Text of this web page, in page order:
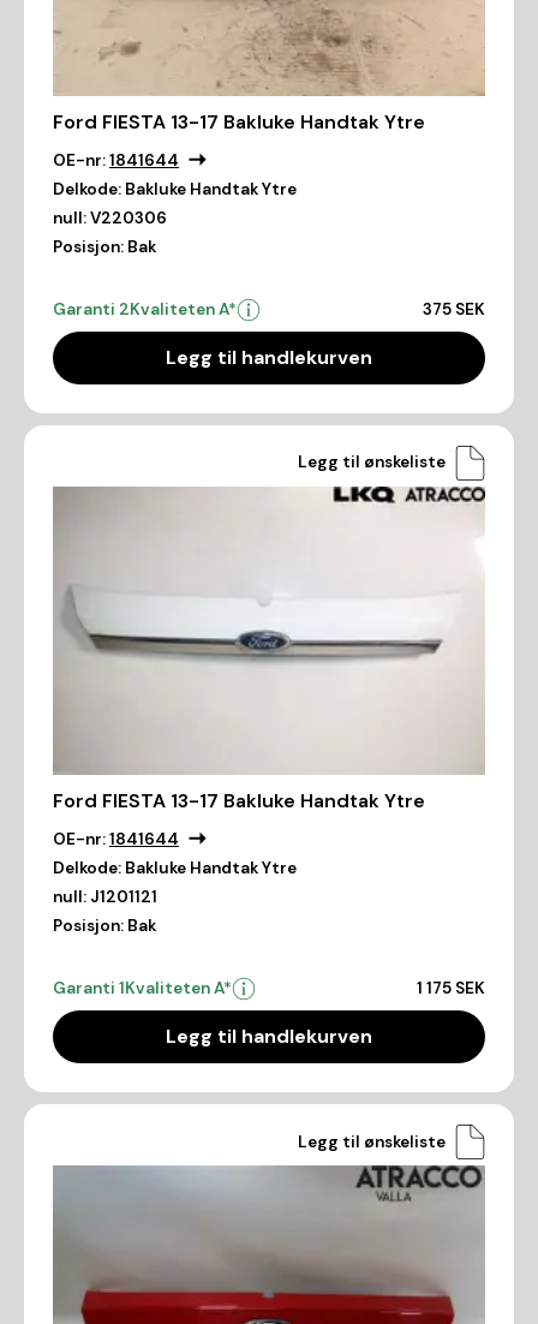
Ford FIESTA 13-17 Bakluke Handtak Ytre
OE-nr:1841644
Delkode: Bakluke Handtak Ytre
null:V220306
Posisjon: Bak
Garanti 2Kvaliteten A* 375 SEK
Legg til handlekurven
Legg til ønskeliste
Ford FIESTA 13-17 Bakluke Handtak Ytre
OE-nr:1841644
Delkode: Bakluke Handtak Ytre
null: J1201121
Posisjon: Bak
Garanti 1Kvaliteten A* 1 175 SEK
Legg til handlekurven
Legg til ønskeliste